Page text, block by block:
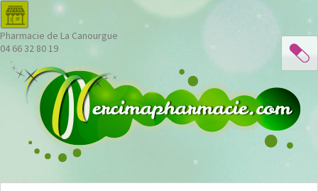
Pharmacie de La Canourgue
04 66 32 80 19